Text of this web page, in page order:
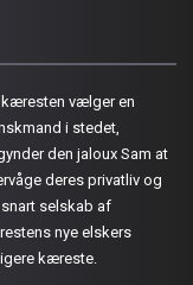
kæresten vælger en
i stedet,
den jaloux Sam at
deres privatliv og
selskab af
nye elskers
kæreste.